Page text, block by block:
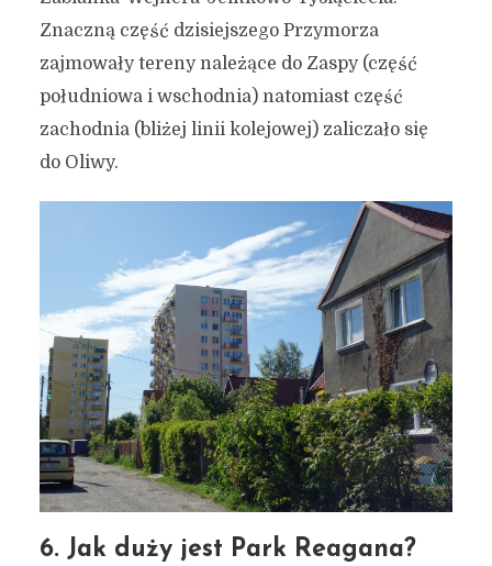
Znaczną część dzisiejszego Przymorza
zajmowały tereny należące do Zaspy (część
południowa i wschodnia) natomiast część
zachodnia (bliżej linii kolejowej) zaliczało się
do Oliwy.
6. Jak duży jest Park Reagana?